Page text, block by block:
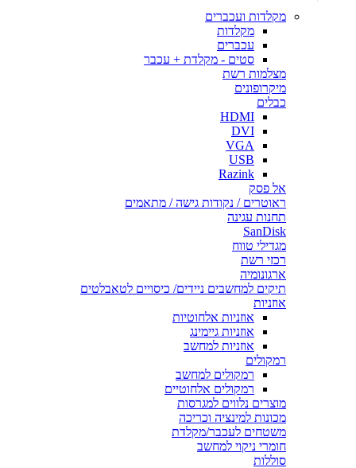
מקלדות ועכברים
מקלדות
עכברים
סטים - מקלדת + עכבר
מצלמות רשת
מיקרופונים
כבלים
HDMI
DVI
VGA
USB
Razink
אל פסק
ראוטרים / נקודות גישה / מתאמים
תחנות עגינה
SanDisk
מגדילי טווח
רכזי רשת
ארגונומיה
תיקים למחשבים ניידים/ כיסויים לטאבלטים
אוזניות
אוזניות אלחוטיות
אוזניות גיימינג
אוזניות למחשב
רמקולים
רמקולים למחשב
רמקולים אלחוטיים
מוצרים נלווים למגרסות
מכונות למינציה וכריכה
משטחים לעכבר/מקלדת
חומרי ניקוי למחשב
סוללות